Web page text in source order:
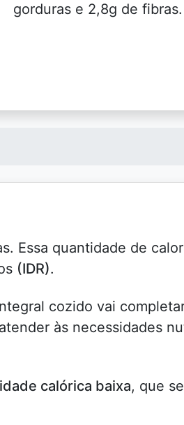
gorduras e 2,8g de fibras.
Essa quantidade de
(IDR).
cozido vai
às necessidades
calórica baixa, que